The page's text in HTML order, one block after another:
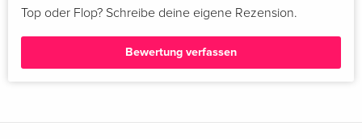
Unsere Kund:innen loben die sanfte Wirkung und die
einfache Dosierung.
Besonders geschätzt wird die 100% natürliche Qualität
Top oder Flop? Schreibe deine eigene Rezension.
Bewertung verfassen